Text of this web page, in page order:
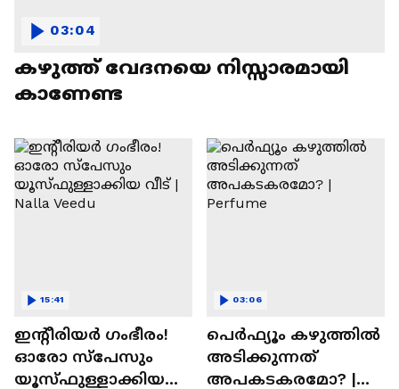
കഴുത്ത് വേദനയെ നിസ്സാരമായി
കാണേണ്ട
03:04
ഇന്റീരിയർ ഗംഭീരം!
ഓരോ സ്‌പേസും
യൂസ്ഫുള്ളാക്കിയ
15:41
പെർഫ്യൂം കഴുത്തിൽ
അടിക്കുന്നത്
അപകടകരമോ? |
03:06